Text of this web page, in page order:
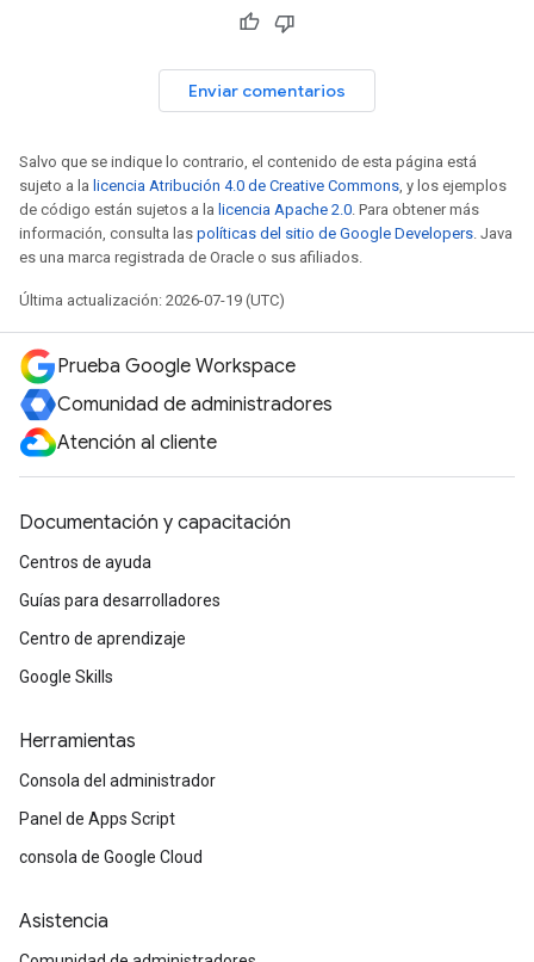
Enviar comentarios
Salvo que se indique lo contrario, el contenido de esta página está
sujeto a la licencia Atribución 4.0 de Creative Commons, y los ejemplos
de código están sujetos a la licencia Apache 2.0. Para obtener más
información, consulta las políticas del sitio de Google Developers. Java
es una marca registrada de Oracle o sus afiliados.
Última actualización: 2026-07-19 (UTC)
Prueba Google Workspace
Comunidad de administradores
Atención al cliente
Documentación y capacitación
Centros de ayuda
Guías para desarrolladores
Centro de aprendizaje
Google Skills
Herramientas
Consola del administrador
Panel de Apps Script
consola de Google Cloud
Asistencia